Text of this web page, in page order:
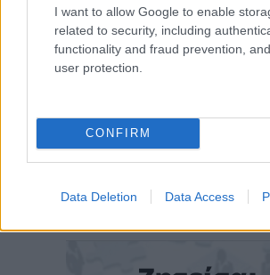
I want to allow Google to enable
related to security, including
functionality and fraud prevention,
user protection.
CONFIRM
Data Deletion Data Access